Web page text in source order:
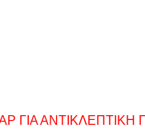
ΓΙΑ ΑΝΤΙΚΛΕΠΤΙΚΗ